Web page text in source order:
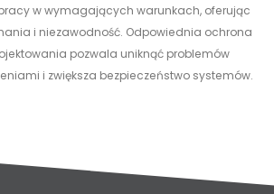
w wymagających warunkach, oferując
i niezawodność. Odpowiednia ochrona
pozwala uniknąć problemów
i zwiększa bezpieczeństwo systemów.